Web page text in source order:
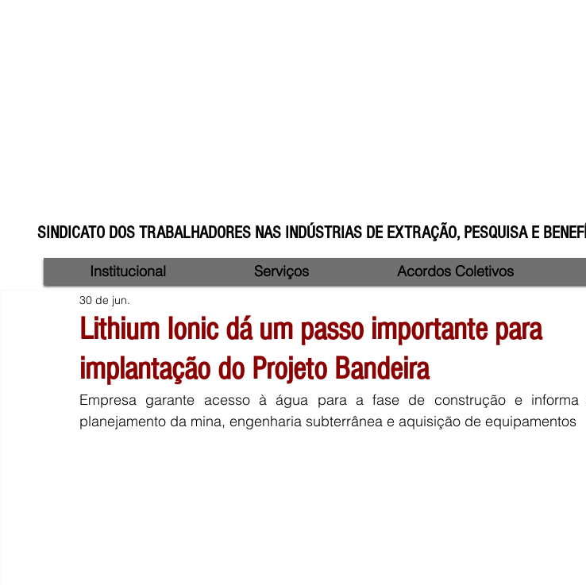
SINDICATO DOS TRABALHADORES NAS INDÚSTRIAS DE EXTRAÇÃO, PESQUISA E
Lithium Ionic dá um passo importante para
implantação do Projeto Bandeira
30 de jun.
Empresa garante acesso à água para a fase de construção e informa
planejamento da mina, engenharia subterrânea e aquisição de equipamentos
Institucional Serviços Acordos Coletivos